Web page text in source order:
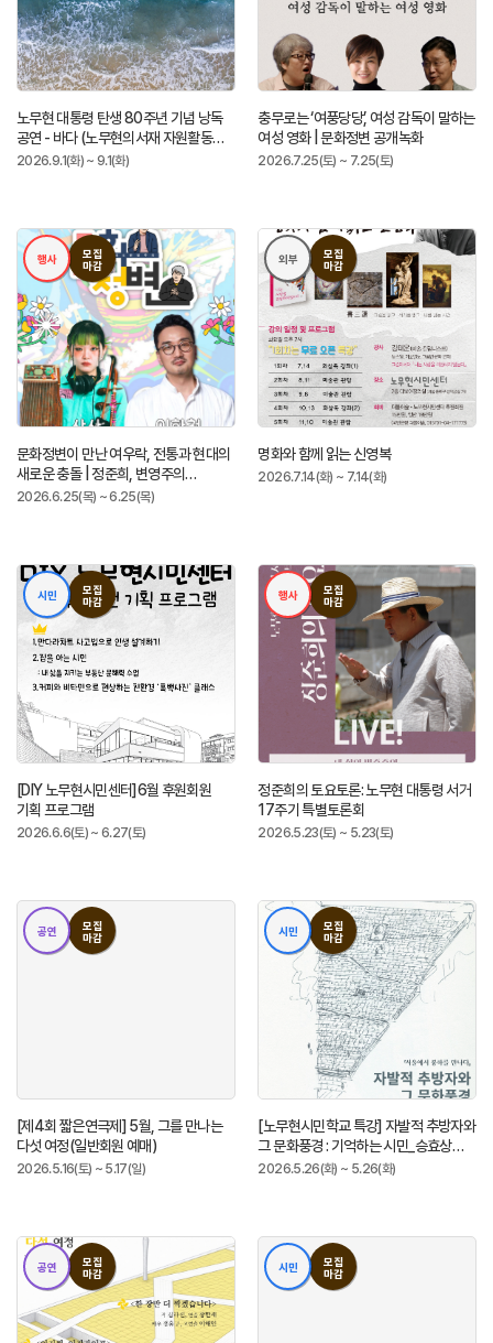
노무현 대통령 탄생 80주년 기념 낭독
공연 - 바다 (노무현의서재 자원활동가
선예매)
2026.9.1(화) ~ 9.1(화)
충무로는 ‘여풍당당’, 여성 감독이 말하는
여성 영화 | 문화정변 공개녹화
2026.7.25(토) ~ 7.25(토)
행사
모집
마감
문화정변이 만난 여우락, 전통과 현대의
새로운 충돌 | 정준희, 변영주의
문화정변 4회
2026.6.25(목) ~ 6.25(목)
외부
모집
마감
명화와 함께 읽는 신영복
2026.7.14(화) ~ 7.14(화)
시민
모집
마감
[DIY 노무현시민센터]6월 후원회원
기획 프로그램
2026.6.6(토) ~ 6.27(토)
행사
모집
마감
정준희의 토요토론: 노무현 대통령 서거
17주기 특별토론회
2026.5.23(토) ~ 5.23(토)
공연
모집
마감
[제4회 짧은연극제] 5월, 그를 만나는
다섯 여정(일반회원 예매)
2026.5.16(토) ~ 5.17(일)
시민
모집
마감
[노무현시민학교 특강] 자발적 추방자와
그 문화풍경 : 기억하는 시민_승효상
건축가
2026.5.26(화) ~ 5.26(화)
공연
모집
마감
시민
모집
마감